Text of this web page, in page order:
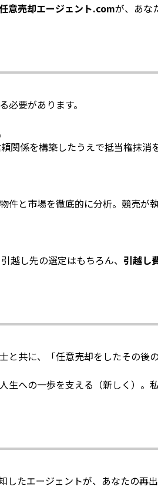
意売却エージェント.comが、あな
要があります。
関係を構築したうえで抵当権抹消
件と市場を徹底的に分析。競売が
越し先の選定はもちろん、 引越し
共に、「任意売却をしたその後
への一歩を支える（新しく）。
たエージェントが、あなたの再